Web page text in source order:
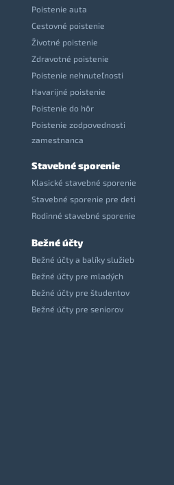
Poistenie auta
Cestovné poistenie
Životné poistenie
Zdravotné poistenie
Poistenie nehnuteľnosti
Havarijné poistenie
Poistenie do hôr
Poistenie zodpovednosti
zamestnanca
Stavebné sporenie
Klasické stavebné sporenie
Stavebné sporenie pre deti
Rodinné stavebné sporenie
Bežné účty
Bežné účty a balíky služieb
Bežné účty pre mladých
Bežné účty pre študentov
Bežné účty pre seniorov